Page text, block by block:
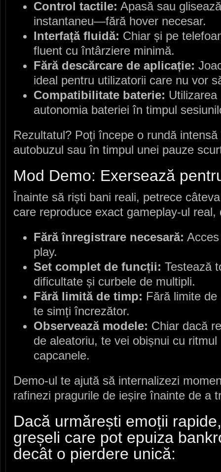
Control tactile: Apasă sau
instantaneu—fără hover necesar.
Interfață fluidă: Chiar și pe
fluent cu întârziere minimă.
Fără descărcare de aplicație:
ideal pentru utilizatorii care nu vor
Compatibilitate baterie:
autonomia bateriei în timpul
Rezultatul? Poți începe o rundă
autobuzul sau în timpul unei pauze
Mod Demo: Exersează
Înainte să riști bani reali, petrece
care reproduce exact gameplay‑ul
Fără înregistrare necesară:
play.
Set complet de funcții: Testează
dificultate și curbele de multipli.
Fără limită de timp: Fără limite
te simți încrezător.
Observează modele: Chiar dacă
de aleatoriu, te vei obișnui cu
capcanele.
Demo‑ul te ajută să internalizezi
rafinezi pragurile de ieșire înainte de a
Dacă urmărești emoții
greșeli care pot epuiza
decât o pierdere unică: